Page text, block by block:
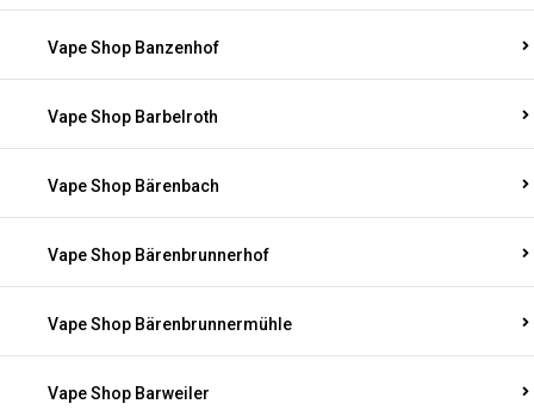
Vape Shop Banzenhof
Vape Shop Barbelroth
Vape Shop Bärenbach
Vape Shop Bärenbrunnerhof
Vape Shop Bärenbrunnermühle
Vape Shop Barweiler